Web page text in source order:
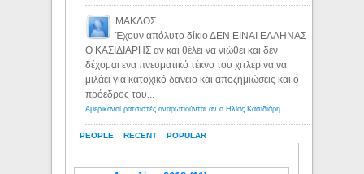
PEOPLE RECENT POPULAR
ΜΑΚΔΟΣ
Έχουν απόλυτο δίκιο ΔΕΝ ΕΙΝΑΙ ΕΛΛΗΝΑΣ
Ο ΚΑΣΙΔΙΑΡΗΣ αν και θέλει να νιώθει και δεν
δέχομαι ενα πνευματικό τέκνο του χιτλερ να να
μιλάει για κατοχικό δανειο και αποζημιώσεις και ο
πρόεδρος του...
Αμερικανοί ρατσιστές αναρωτιούνται αν ο Ηλίας Κασιδιάρης ανήκει στη λευκή φυλή... - Λόγιος Ερμής